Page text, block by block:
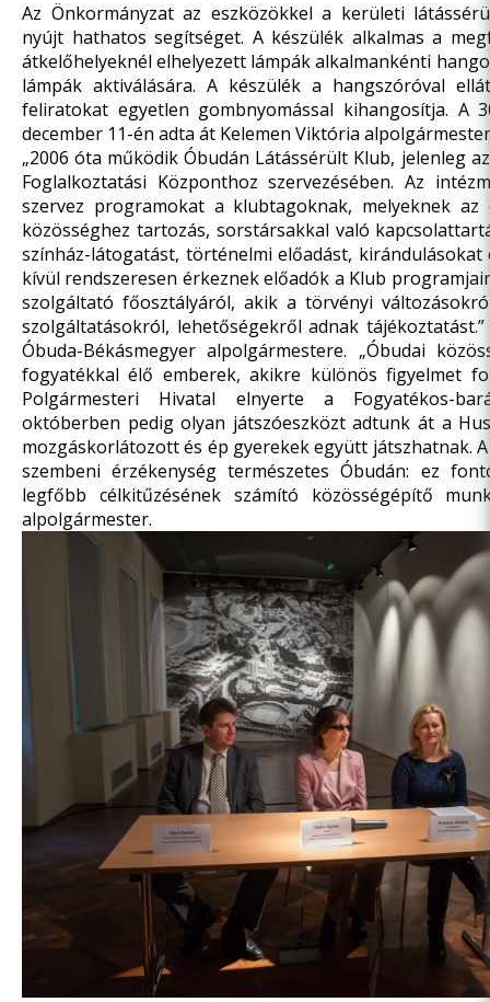
Az Önkormányzat az eszközökkel a kerületi
nyújt hathatos segítséget. A készülék alkalmas a
átkelőhelyeknél elhelyezett lámpák alkalmankénti
lámpák aktiválására. A készülék a hangszóróval
feliratokat egyetlen gombnyomással kihangosítja. A
december 11-én adta át Kelemen Viktória alpolgármester
„2006 óta működik Óbudán Látássérült Klub, jelenleg
Foglalkoztatási Központhoz szervezésében. Az
szervez programokat a klubtagoknak, melyeknek
közösséghez tartozás, sorstársakkal való
színház-látogatást, történelmi előadást, kirándulásokat
kívül rendszeresen érkeznek előadók a Klub
szolgáltató főosztályáról, akik a törvényi
szolgáltatásokról, lehetőségekről adnak
Óbuda-Békásmegyer alpolgármestere. „Óbudai
fogyatékkal élő emberek, akikre különös figyelmet
Polgármesteri Hivatal elnyerte a Fogyatékos-
októberben pedig olyan játszóeszközt adtunk át a
mozgáskorlátozott és ép gyerekek együtt játszhatnak.
szembeni érzékenység természetes Óbudán: ez
legfőbb célkitűzésének számító közösségépítő
alpolgármester.